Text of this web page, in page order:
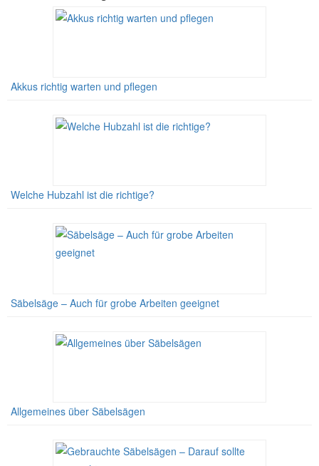
Akkus richtig warten und pflegen
Welche Hubzahl ist die richtige?
Säbelsäge – Auch für grobe Arbeiten geeignet
Allgemeines über Säbelsägen